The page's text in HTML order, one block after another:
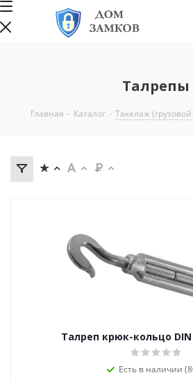
Талрепы
Главная - Каталог - Такелаж
Талреп крюк-кольцо
Есть в наличии